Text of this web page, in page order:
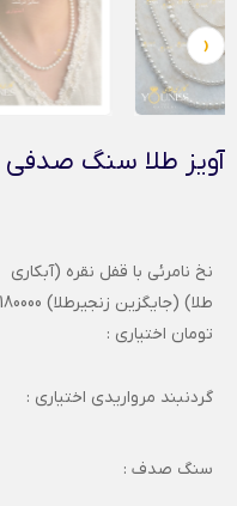
‹
آویز طلا سنگ
نخ نامرئی با قفل نقره (آبکاری
طلا) (جایگزین زنجیرطلا) 180000
تومان اختیاری :
گردنبند مرواریدی اختیاری :
سنگ صدف :